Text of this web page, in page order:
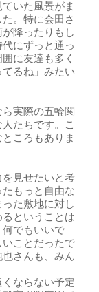
いた風景がま
。特に会田さ
降ったりもし
にずっと通っ
に友達も多く
るね」みたい
実際の五輪関
たちです。こ
ころもありま
見せたいと考
もっと自由な
た敷地に対し
ということは
でもいいで
ことだったで
さんも、みん
ならない予定